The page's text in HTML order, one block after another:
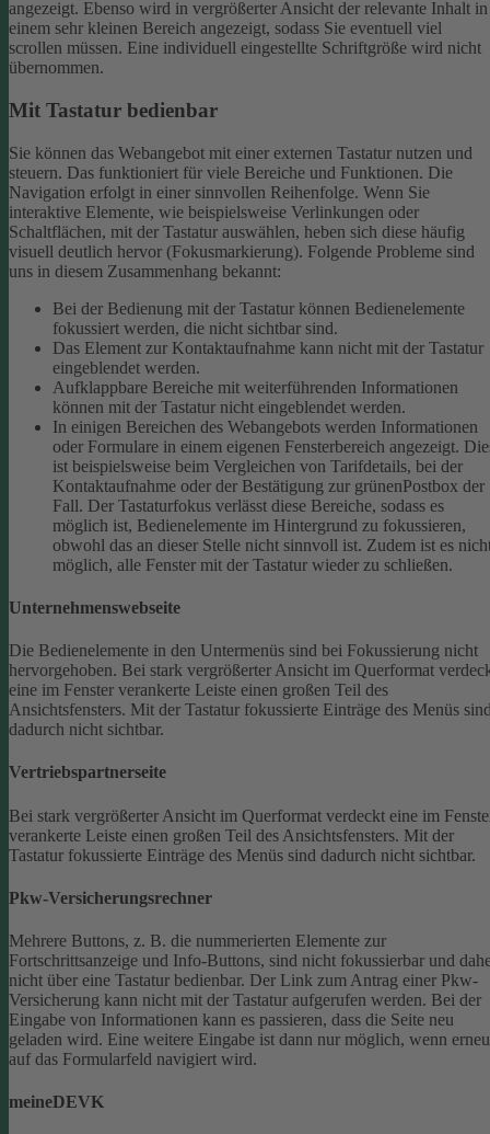
angezeigt. Ebenso wird in vergrößerter Ansicht der relevante Inhalt in
einem sehr kleinen Bereich angezeigt, sodass Sie eventuell viel
scrollen müssen. Eine individuell eingestellte Schriftgröße wird nicht
übernommen.
Mit Tastatur bedienbar
Sie können das Webangebot mit einer externen Tastatur nutzen und
steuern. Das funktioniert für viele Bereiche und Funktionen. Die
Navigation erfolgt in einer sinnvollen Reihenfolge. Wenn Sie
interaktive Elemente, wie beispielsweise Verlinkungen oder
Schaltflächen, mit der Tastatur auswählen, heben sich diese häufig
visuell deutlich hervor (Fokusmarkierung). Folgende Probleme sind
uns in diesem Zusammenhang bekannt:
Bei der Bedienung mit der Tastatur können Bedienelemente
fokussiert werden, die nicht sichtbar sind.
Das Element zur Kontaktaufnahme kann nicht mit der Tastatur
eingeblendet werden.
Aufklappbare Bereiche mit weiterführenden Informationen
können mit der Tastatur nicht eingeblendet werden.
In einigen Bereichen des Webangebots werden Informationen
oder Formulare in einem eigenen Fensterbereich angezeigt.
ist beispielsweise beim Vergleichen von Tarifdetails, bei der
Kontaktaufnahme oder der Bestätigung zur grünenPostbox der
Fall. Der Tastaturfokus verlässt diese Bereiche, sodass es
möglich ist, Bedienelemente im Hintergrund zu fokussieren,
obwohl das an dieser Stelle nicht sinnvoll ist. Zudem ist es
möglich, alle Fenster mit der Tastatur wieder zu schließen.
Unternehmenswebseite
Die Bedienelemente in den Untermenüs sind bei Fokussierung nicht
hervorgehoben. Bei stark vergrößerter Ansicht im Querformat
eine im Fenster verankerte Leiste einen großen Teil des
Ansichtsfensters. Mit der Tastatur fokussierte Einträge des Menüs
dadurch nicht sichtbar.
Vertriebspartnerseite
Bei stark vergrößerter Ansicht im Querformat verdeckt eine im
verankerte Leiste einen großen Teil des Ansichtsfensters. Mit der
Tastatur fokussierte Einträge des Menüs sind dadurch nicht sichtbar.
Pkw-Versicherungsrechner
Mehrere Buttons, z. B. die nummerierten Elemente zur
Fortschrittsanzeige und Info-Buttons, sind nicht fokussierbar und
nicht über eine Tastatur bedienbar. Der Link zum Antrag einer Pkw-
Versicherung kann nicht mit der Tastatur aufgerufen werden. Bei der
Eingabe von Informationen kann es passieren, dass die Seite neu
geladen wird. Eine weitere Eingabe ist dann nur möglich, wenn
auf das Formularfeld navigiert wird.
meineDEVK